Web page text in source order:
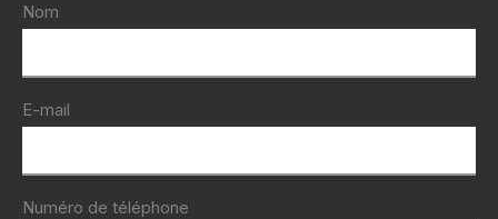
Nom
E-mail
Numéro de téléphone